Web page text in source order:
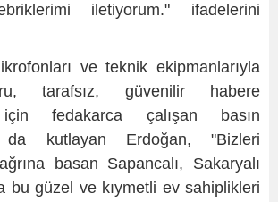
iletiyorum." ifadelerini
ve teknik ekipmanlarıyla
tarafsız, güvenilir habere
fedakarca çalışan basın
da kutlayan Erdoğan, "Bizleri
basan Sapancalı, Sakaryalı
bu güzel ve kıymetli ev sahiplikleri